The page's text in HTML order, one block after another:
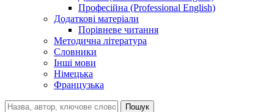
Професійна (Professional English)
Додаткові матеріали
Порівневе читання
Методична література
Словники
Інші мови
Німецька
Французька
Пошук